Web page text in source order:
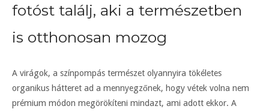
fotóst találj, aki a természetben
is otthonosan mozog
A virágok, a színpompás természet olyannyira tökéletes
organikus hátteret ad a mennyegzőnek, hogy vétek volna nem
prémium módon megörökíteni mindazt, ami adott ekkor. A